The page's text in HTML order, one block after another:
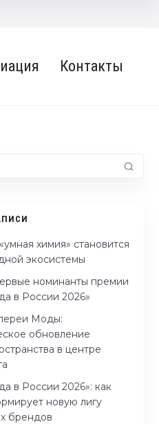
Контакты
химия» становится
экосистемы
номинанты премии
в России 2026»
Моды:
обновление
в центре
в России 2026»: как
новую лигу
брендов